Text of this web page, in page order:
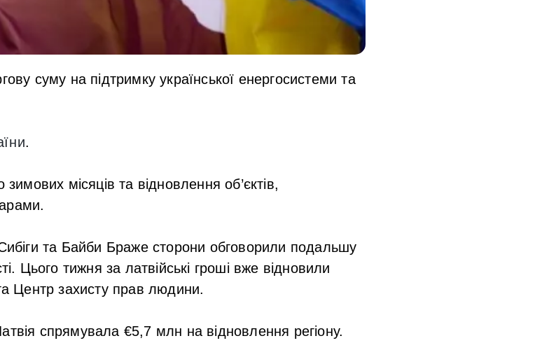
суму на підтримку української енергосистеми та
.
місяців та відновлення об’єктів,
та Байби Браже сторони обговорили подальшу
Цього тижня за латвійські гроші вже відновили
Центр захисту прав людини.
спрямувала €5,7 млн на відновлення регіону.